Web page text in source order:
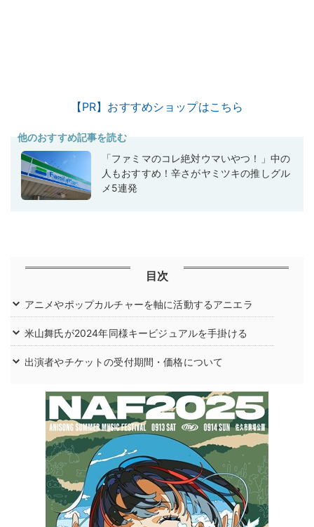
【PR】おすすめショップはこちら
他のおすすめ記事を読む
「ファミマのコレ絶対ウマいやつ！」中の
人もおすすめ！辛さがヤミツキの推しグル
メ5連発
目次
アニメやポップカルチャーを軸に活動するアニエラ
米山舞氏が2024年同様キービジュアルを手掛ける
出演者やチケットの受付期間・価格について